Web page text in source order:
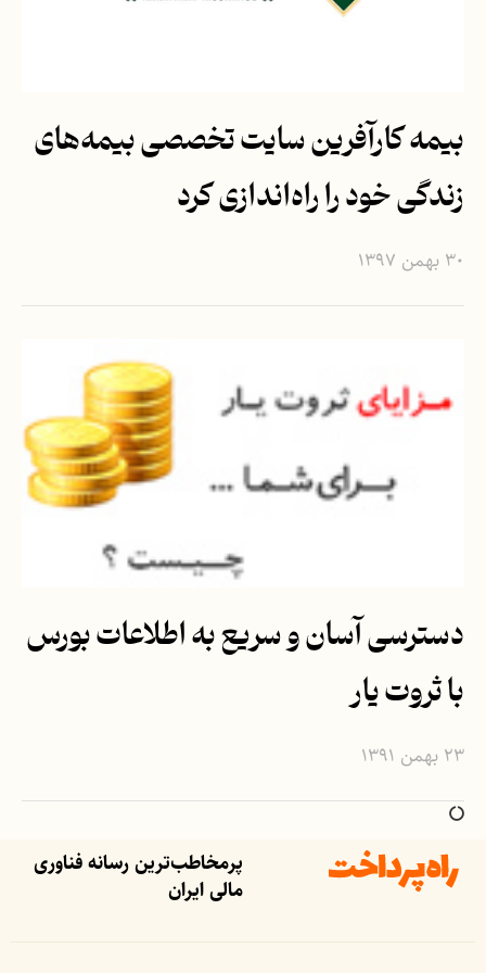
بیمه کارآفرین سایت تخصصی بیمه‌های
زندگی خود را راه‌اندازی کرد
۳۰ بهمن ۱۳۹۷
دسترسی آسان و سریع به اطلاعات بورس
با ثروت یار
۲۳ بهمن ۱۳۹۱
پرمخاطب‌ترین رسانه فناوری
مالی ایران